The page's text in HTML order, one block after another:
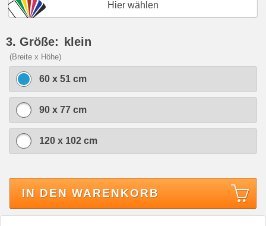
Hier wählen
3. Größe: klein
(Breite x Höhe)
60 x 51 cm
90 x 77 cm
120 x 102 cm
IN DEN WARENKORB